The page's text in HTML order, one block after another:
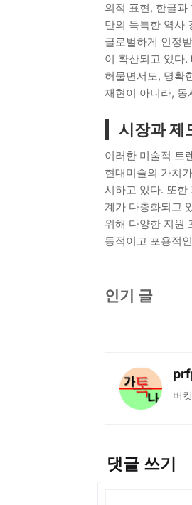
의적 표현, 한글
만의 독특한 역사
글로벌하게 인정
이 확산되고 있다
허물면서도, 명확
재현이 아니라, 동
시장과 제
이러한 미술적 트
현대미술의 가치
시하고 있다. 또한
계가 다층화되고
위해 다양한 지원
동적이고 포용적
인기 글
버
댓글 쓰기